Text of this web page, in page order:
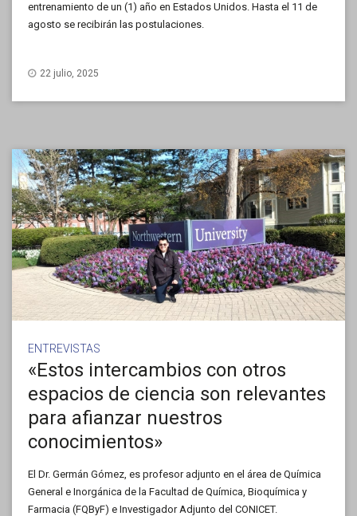
entrenamiento de un (1) año en Estados Unidos. Hasta el 11 de
agosto se recibirán las postulaciones.
22 julio, 2025
ENTREVISTAS
«Estos intercambios con otros
espacios de ciencia son relevantes
para afianzar nuestros
conocimientos»
El Dr. Germán Gómez, es profesor adjunto en el área de Química
General e Inorgánica de la Facultad de Química, Bioquímica y
Farmacia (FQByF) e Investigador Adjunto del CONICET.